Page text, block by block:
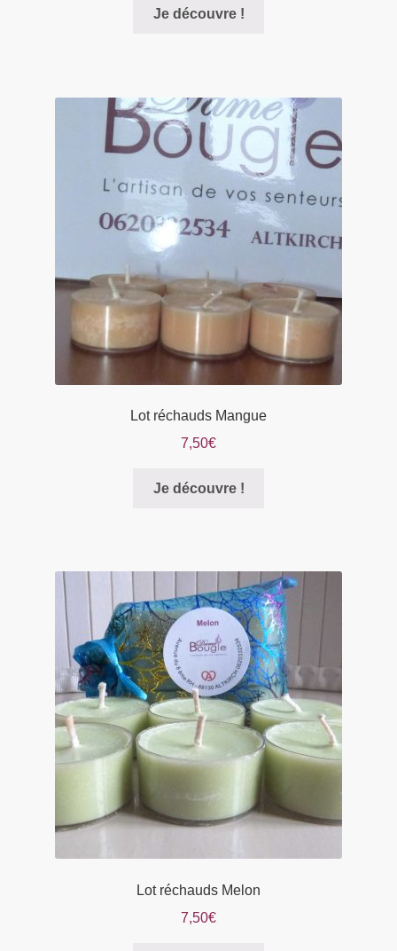
Je découvre !
Lot réchauds Mangue
7,50€
Je découvre !
Lot réchauds Melon
7,50€